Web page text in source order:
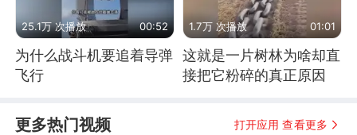
25.1万 次播放 00:52
为什么战斗机要追着导弹
飞行
1.7万 次播放 01:01
这就是一片树林为啥却直
接把它粉碎的真正原因
更多热门视频 打开应用 查看更多